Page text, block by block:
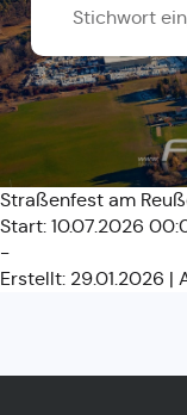
Straßenfest am
Start: 10.07.2026
-
Erstellt: 29.01.2026 |